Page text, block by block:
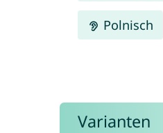
Polnisch
Varianten